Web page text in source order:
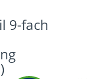
9-fach